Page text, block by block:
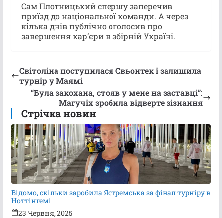
Сам Плотницький спершу заперечив
приїзд до національної команди. А через
кілька днів публічно оголосив про
завершення кар’єри в збірній Україні.
Світоліна поступилася Свьонтек і залишила
турнір у Маямі
“Була закохана, стояв у мене на заставці”:
Магучіх зробила відверте зізнання
Стрічка новин
Відомо, скільки заробила Ястремська за фінал турніру в
Ноттінгемі
23 Червня, 2025